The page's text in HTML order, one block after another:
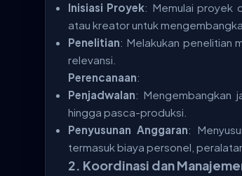
Inisiasi Proyek: Memulai proyek
atau kreator untuk
Penelitian: Melakukan penelitian
relevansi.
Perencanaan:
Penjadwalan: Mengembangkan
hingga pasca-produksi.
Penyusunan Anggaran:
termasuk biaya personel,
2. Koordinasi dan